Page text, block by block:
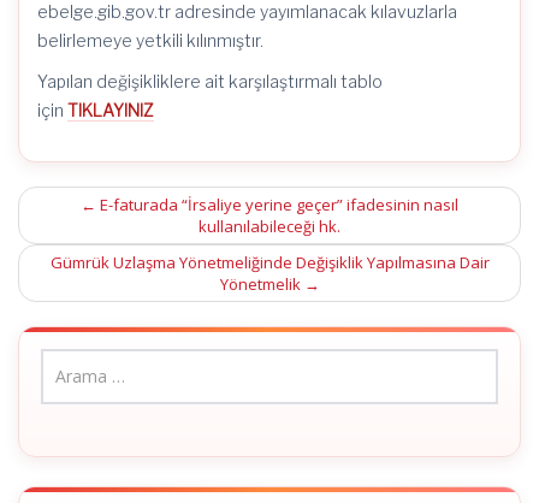
ebelge.gib.gov.tr adresinde yayımlanacak kılavuzlarla
belirlemeye yetkili kılınmıştır.
Yapılan değişikliklere ait karşılaştırmalı tablo
için TIKLAYINIZ
Post
navigation
← E-faturada “İrsaliye yerine geçer” ifadesinin nasıl
kullanılabileceği hk.
Gümrük Uzlaşma Yönetmeliğinde Değişiklik Yapılmasına Dair
Yönetmelik →